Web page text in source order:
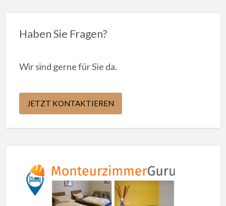
Haben Sie Fragen?
Wir sind gerne für Sie da.
JETZT KONTAKTIEREN